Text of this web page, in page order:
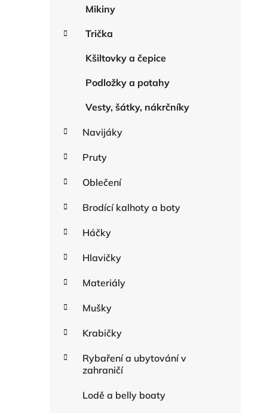
Mikiny
Trička
Kšiltovky a čepice
Podložky a potahy
Vesty, šátky, nákrčníky
Navijáky
Pruty
Oblečení
Brodící kalhoty a boty
Háčky
Hlavičky
Materiály
Mušky
Krabičky
Rybaření a ubytování v
zahraničí
Lodě a belly boaty